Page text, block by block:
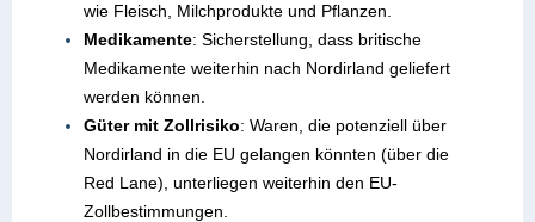
wie Fleisch, Milchprodukte und Pflanzen.
Medikamente: Sicherstellung, dass britische
Medikamente weiterhin nach Nordirland geliefert
werden können.
Güter mit Zollrisiko: Waren, die potenziell über
Nordirland in die EU gelangen könnten (über die
Red Lane), unterliegen weiterhin den EU-
Zollbestimmungen.